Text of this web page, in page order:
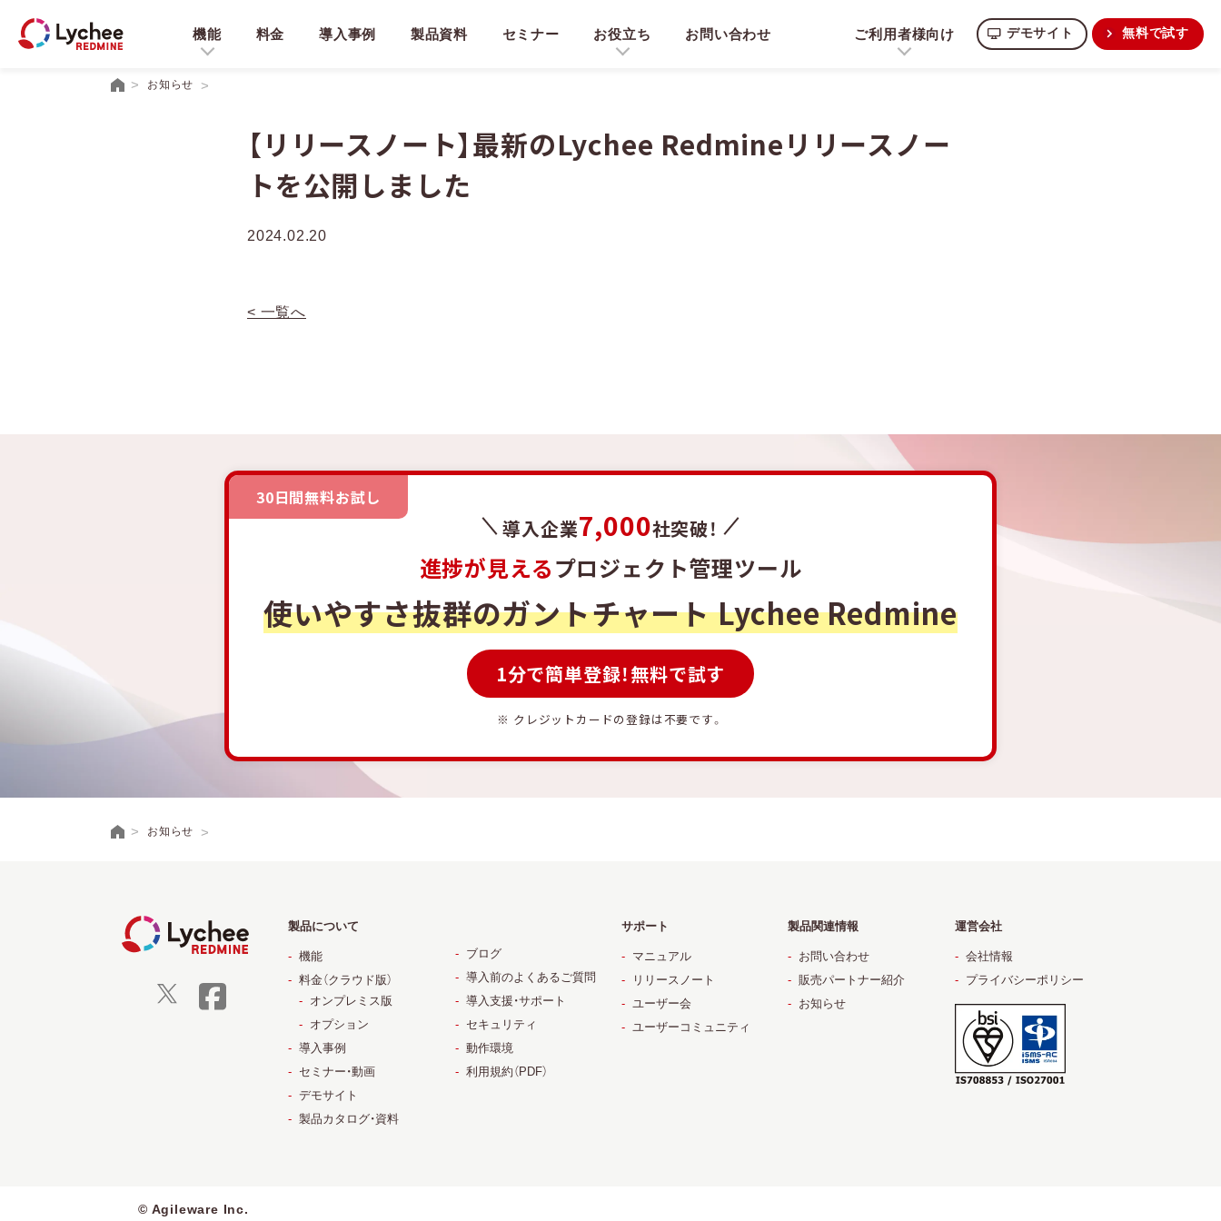
機能 料金 導入事例 製品資料 セミナー お役立ち お問い合わせ ご利用者様向け デモサイト 無料で試す
お知らせ
【リリースノート】最新のLychee Redmineリリースノー
トを公開しました
2024.02.20
< 一覧へ
30日間無料お試し
導入企業7,000社突破！
進捗が見えるプロジェクト管理ツール
使いやすさ抜群のガントチャートLychee Redmine
1分で簡単登録！無料で試す
※ クレジットカードの登録は不要です。
お知らせ
製品について
機能
料金（クラウド版）
オンプレミス版
オプション
導入事例
セミナー・動画
デモサイト
製品カタログ・資料
ブログ
導入前のよくあるご質問
導入支援・サポート
セキュリティ
動作環境
利用規約（PDF）
サポート
マニュアル
リリースノート
ユーザー会
ユーザーコミュニティ
製品関連情報
お問い合わせ
販売パートナー紹介
お知らせ
運営会社
会社情報
プライバシーポリシー
© Agileware Inc.